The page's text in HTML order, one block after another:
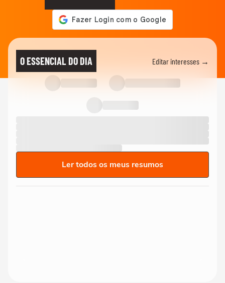
O ESSENCIAL DO DIA Editar interesses →
Ler todos os meus resumos